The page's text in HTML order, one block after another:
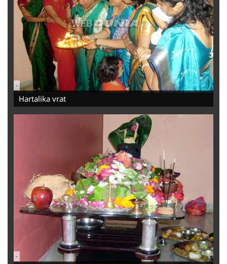
-
Hartalika vrat
-